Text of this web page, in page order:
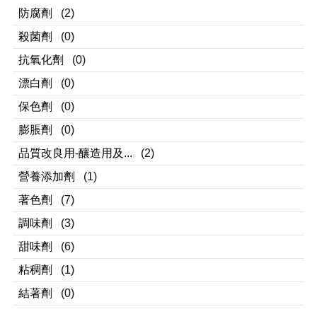
防腐劑
(2)
殺菌劑
(0)
抗氧化劑
(0)
漂白劑
(0)
保色劑
(0)
膨脹劑
(0)
品質改良用-釀造用及...
(2)
營養添加劑
(1)
著色劑
(7)
調味劑
(3)
甜味劑
(6)
粘稠劑
(1)
結著劑
(0)